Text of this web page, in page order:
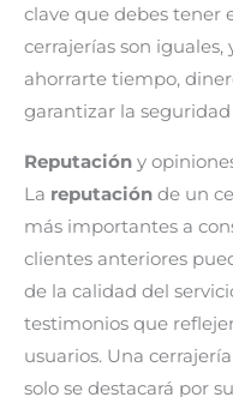
clave que debes tener
cerrajerías son
ahorrarte tiempo,
garantizar la
Reputación y
La reputación de un
más importantes a
clientes anteriores
de la calidad del
testimonios que
usuarios. Una
solo se destacará por